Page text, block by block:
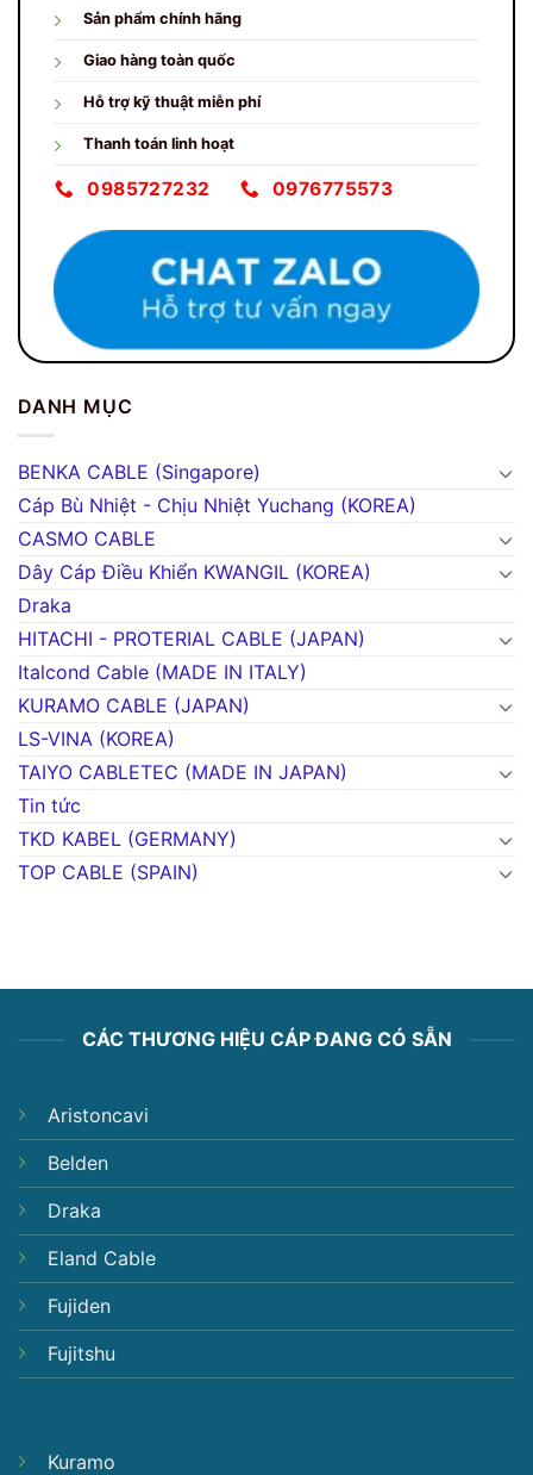
Sản phẩm chính hãng
Giao hàng toàn quốc
Hỗ trợ kỹ thuật miễn phí
Thanh toán linh hoạt
0985727232 0976775573
DANH MỤC
BENKA CABLE (Singapore)
Cáp Bù Nhiệt - Chịu Nhiệt Yuchang (KOREA)
CASMO CABLE
Dây Cáp Điều Khiển KWANGIL (KOREA)
Draka
HITACHI - PROTERIAL CABLE (JAPAN)
Italcond Cable (MADE IN ITALY)
KURAMO CABLE (JAPAN)
LS-VINA (KOREA)
TAIYO CABLETEC (MADE IN JAPAN)
Tin tức
TKD KABEL (GERMANY)
TOP CABLE (SPAIN)
CÁC THƯƠNG HIỆU CÁP ĐANG CÓ SẴN
Aristoncavi
Belden
Draka
Eland Cable
Fujiden
Fujitshu
Kuramo